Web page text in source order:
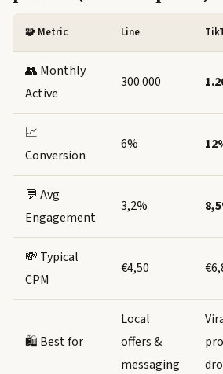
🧩 Metric Line
👥 Monthly
Active
300.000
📈
Conversion
6%
💬 Avg
Engagement
3,2%
💸 Typical
CPM
€4,50
🛍️ Best for
Local
offers &
messaging